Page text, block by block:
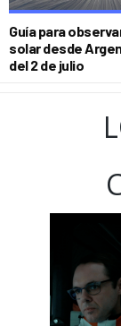
Guía para
solar desde
del 2 de julio